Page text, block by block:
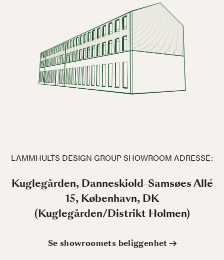
LAMMHULTS DESIGN GROUP SHOWROOM ADRESSE:
Kuglegården, Danneskiold-Samsøes Allé
15, København, DK
(Kuglegården/Distrikt Holmen)
Se showroomets beliggenhet